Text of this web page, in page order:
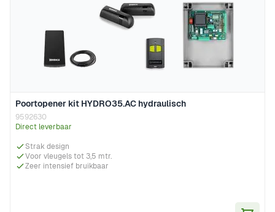
Poortopener kit HYDRO35.AC hydraulisch
9592630
Direct leverbaar
Strak design
Voor vleugels tot 3,5 mtr.
Zeer intensief bruikbaar